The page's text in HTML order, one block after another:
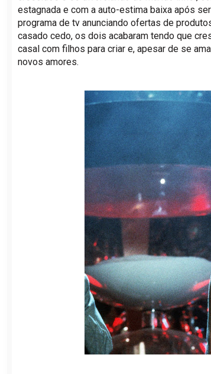
estagnada e com a auto-estima baixa após
programa de tv anunciando ofertas de
casado cedo, os dois acabaram tendo que
casal com filhos para criar e, apesar de se
novos amores.